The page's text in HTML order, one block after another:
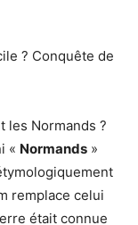
? Conquête de
les Normands ?
« Normands »
remplace celui
était connue